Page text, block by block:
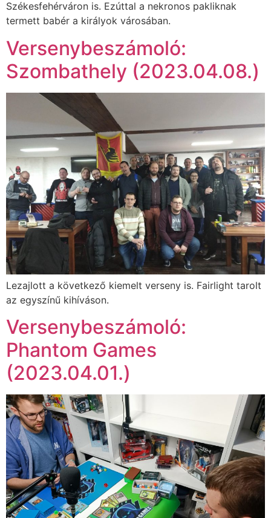
Székesfehérváron is. Ezúttal a nekronos pakliknak
termett babér a királyok városában.
Versenybeszámoló:
Szombathely (2023.04.08.)
Lezajlott a következő kiemelt verseny is. Fairlight tarolt
az egyszínű kihíváson.
Versenybeszámoló:
Phantom Games
(2023.04.01.)